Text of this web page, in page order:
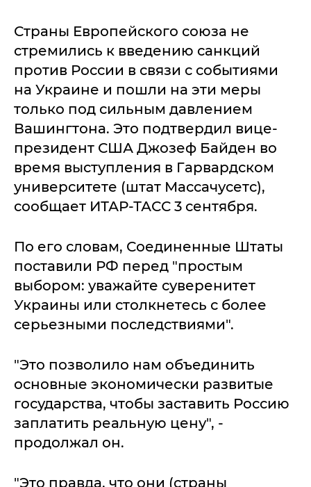
Страны Европейского союза не
стремились к введению санкций
против России в связи с событиями
на Украине и пошли на эти меры
только под сильным давлением
Вашингтона. Это подтвердил вице-
президент США Джозеф Байден во
время выступления в Гарвардском
университете (штат Массачусетс),
сообщает ИТАР-ТАСС 3 сентября.
По его словам, Соединенные Штаты
поставили РФ перед "простым
выбором: уважайте суверенитет
Украины или столкнетесь с более
серьезными последствиями".
"Это позволило нам объединить
основные экономически развитые
государства, чтобы заставить Россию
заплатить реальную цену", -
продолжал он.
"Это правда, что они (страны